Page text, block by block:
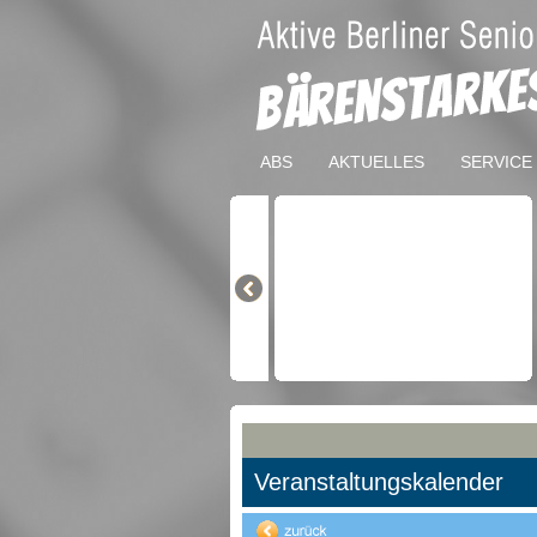
ABS AKTUELLES SERVICE
Veranstaltungskalender